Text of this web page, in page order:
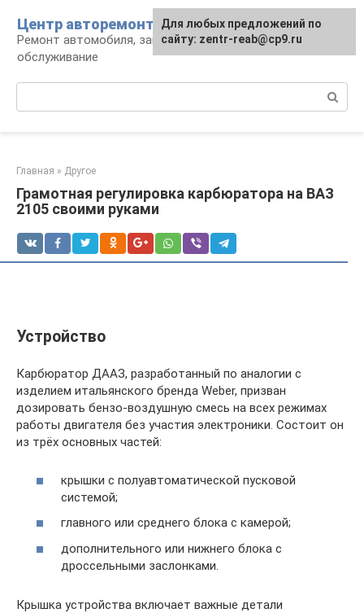
контенту
Центр авторемонта
Ремонт автомобиля, запчасти и
обслуживание
Главная » Другое
Грамотная регулировка карбюратора на ВАЗ
2105 своими руками
Устройство
Карбюратор ДААЗ, разработанный по аналогии с
изделием итальянского бренда Weber, призван
дозировать бензо-воздушную смесь на всех режимах
работы двигателя без участия электроники. Состоит он
из трёх основных частей:
крышки с полуавтоматической пусковой
системой;
главного или среднего блока с камерой;
дополнительного или нижнего блока с
дроссельными заслонками.
Крышка устройства включает важные детали
Для любых предложений по
сайту: zentr-reab@cp9.ru